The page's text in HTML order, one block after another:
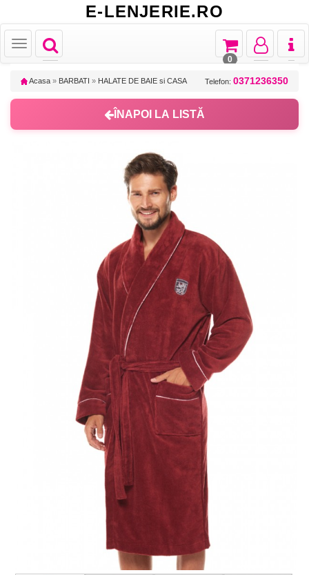
E-LENJERIE.RO
Toggle
navigation
Toggle
Toggle
navigation
Toggle
navigation
Toggle
navigation
0
Acasa » BARBATI » HALATE DE BAIE si CASA Telefon: 0371236350
ÎNAPOI LA LISTĂ